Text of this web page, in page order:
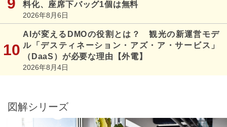
料化、座席下バッグ1個は無料
2026年8月6日
AIが変えるDMOの役割とは？ 観光の新運営モデ
ル「デスティネーション・アズ・ア・サービス」
（DaaS）が必要な理由【外電】
2026年8月4日
図解シリーズ